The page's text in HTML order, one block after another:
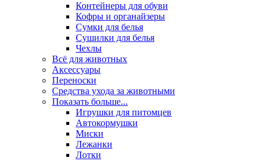
Контейнеры для обуви
Кофры и органайзеры
Сумки для белья
Сушилки для белья
Чехлы
Всё для животных
Аксесcуары
Переноски
Средства ухода за животными
Показать больше...
Игрушки для питомцев
Автокормушки
Миски
Лежанки
Лотки